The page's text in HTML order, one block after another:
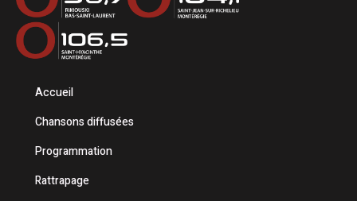
Accueil
Chansons diffusées
Programmation
Rattrapage